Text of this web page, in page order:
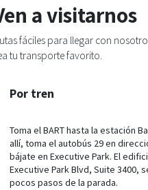
a visitarnos
fáciles para llegar con
tu transporte favorito.
Por tren
Toma el BART hasta la estación
allí, toma el autobús 29 en
bájate en Executive Park. El
Executive Park Blvd, Suite 3400,
pocos pasos de la parada.